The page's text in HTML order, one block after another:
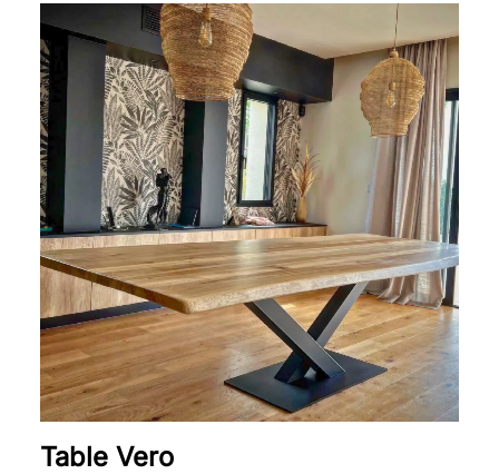
Table Vero
Plage
de
prix :
1
850 €
à
2
690 €